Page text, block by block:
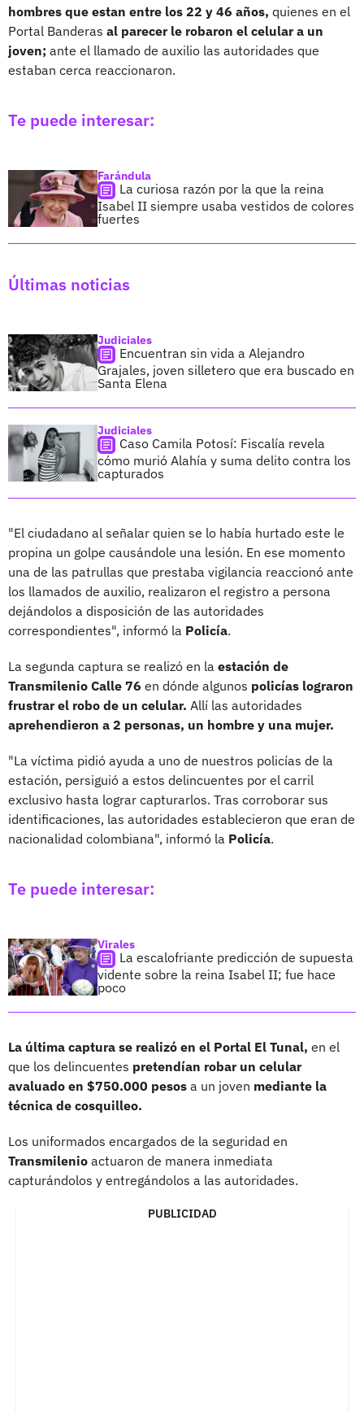
hombres que estan entre los 22 y 46 años, quienes en el
Portal Banderas al parecer le robaron el celular a un
joven; ante el llamado de auxilio las autoridades que
estaban cerca reaccionaron.
Te puede interesar:
Farándula
La curiosa razón por la que la reina
Isabel II siempre usaba vestidos de colores
fuertes
Últimas noticias
Judiciales
Encuentran sin vida a Alejandro
Grajales, joven silletero que era buscado en
Santa Elena
Judiciales
Caso Camila Potosí: Fiscalía revela
cómo murió Alahía y suma delito contra los
capturados
"El ciudadano al señalar quien se lo había hurtado este le
propina un golpe causándole una lesión. En ese momento
una de las patrullas que prestaba vigilancia reaccionó ante
los llamados de auxilio, realizaron el registro a persona
dejándolos a disposición de las autoridades
correspondientes", informó la Policía.
La segunda captura se realizó en la estación de
Transmilenio Calle 76 en dónde algunos policías lograron
frustrar el robo de un celular. Allí las autoridades
aprehendieron a 2 personas, un hombre y una mujer.
"La víctima pidió ayuda a uno de nuestros policías de la
estación, persiguió a estos delincuentes por el carril
exclusivo hasta lograr capturarlos. Tras corroborar sus
identificaciones, las autoridades establecieron que eran de
nacionalidad colombiana", informó la Policía.
Te puede interesar:
Virales
La escalofriante predicción de supuesta
vidente sobre la reina Isabel II; fue hace
poco
La última captura se realizó en el Portal El Tunal, en el
que los delincuentes pretendían robar un celular
avaluado en $750.000 pesos a un joven mediante la
técnica de cosquilleo.
Los uniformados encargados de la seguridad en
Transmilenio actuaron de manera inmediata
capturándolos y entregándolos a las autoridades.
PUBLICIDAD